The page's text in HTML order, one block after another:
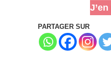
PARTAGER SUR